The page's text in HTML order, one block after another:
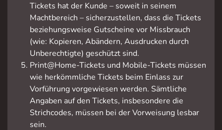
Tickets hat der Kunde – soweit in seinem
Machtbereich – sicherzustellen, dass die Tickets
beziehungsweise Gutscheine vor Missbrauch
(wie: Kopieren, Abändern, Ausdrucken durch
Unberechtigte) geschützt sind.
Print@Home-Tickets und Mobile-Tickets müssen
wie herkömmliche Tickets beim Einlass zur
Vorführung vorgewiesen werden. Sämtliche
Angaben auf den Tickets, insbesondere die
Strichcodes, müssen bei der Vorweisung lesbar
sein.